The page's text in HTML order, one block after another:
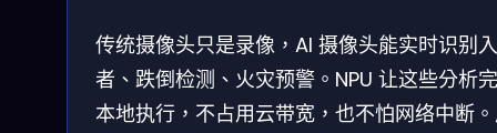
传统摄像头只是录像，AI 摄像头能实时识别
者、跌倒检测、火灾预警。NPU 让这些分析
本地执行，不占用云带宽，也不怕网络中断